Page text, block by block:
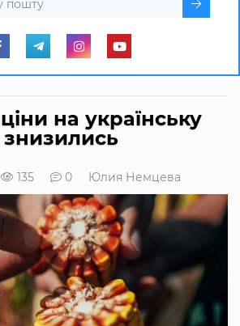
на українську
знизились
135 0 Юлия Немцева